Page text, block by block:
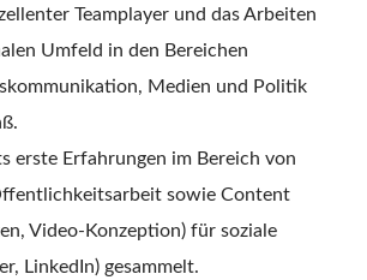
Teamplayer und das Arbeiten
Umfeld in den Bereichen
Medien und Politik
erste Erfahrungen im Bereich von
sowie Content
Video-Konzeption) für soziale
LinkedIn) gesammelt.